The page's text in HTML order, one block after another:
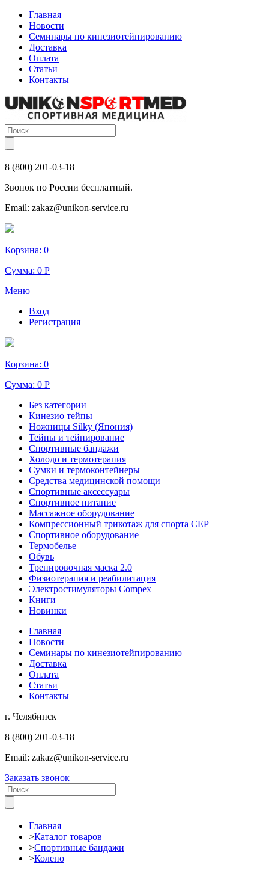
Главная
Новости
Семинары по кинезиотейпированию
Доставка
Оплата
Статьи
Контакты
8 (800) 201-03-18
Звонок по России бесплатный.
Email: zakaz@unikon-service.ru
Корзина: 0
Сумма: 0 Р
Меню
Вход
Регистрация
Корзина: 0
Сумма: 0 Р
Без категории
Кинезио тейпы
Ножницы Silky (Япония)
Тейпы и тейпирование
Спортивные бандажи
Холодо и термотерапия
Сумки и термоконтейнеры
Средства медицинской помощи
Спортивные аксессуары
Спортивное питание
Массажное оборудование
Компрессионный трикотаж для спорта СЕР
Спортивное оборудование
Термобелье
Обувь
Тренировочная маска 2.0
Физиотерапия и реабилитация
Электростимуляторы Compex
Книги
Новинки
Главная
Новости
Семинары по кинезиотейпированию
Доставка
Оплата
Статьи
Контакты
г. Челябинск
8 (800) 201-03-18
Email: zakaz@unikon-service.ru
Заказать звонок
Главная
>Каталог товаров
>Спортивные бандажи
>Колено